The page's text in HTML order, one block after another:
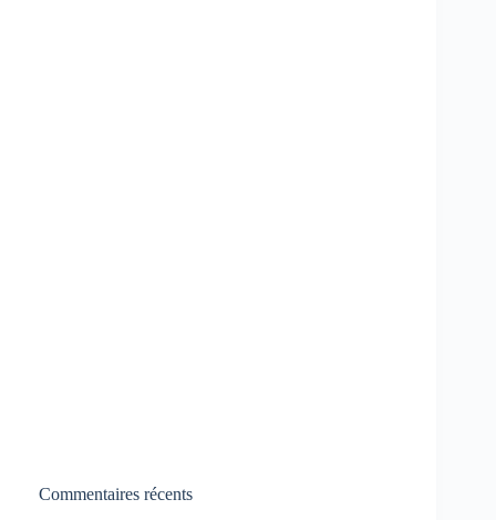
Commentaires récents